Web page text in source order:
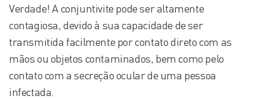
Verdade! A conjuntivite pode ser altamente
contagiosa, devido à sua capacidade de ser
transmitida facilmente por contato direto com as
mãos ou objetos contaminados, bem como pelo
contato com a secreção ocular de uma pessoa
infectada.